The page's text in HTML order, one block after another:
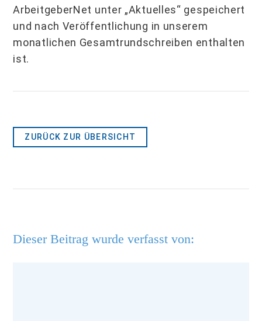
ArbeitgeberNet unter „Aktuelles“ gespeichert
und nach Veröffentlichung in unserem
monatlichen Gesamtrundschreiben enthalten
ist.
ZURÜCK ZUR ÜBERSICHT
Dieser Beitrag wurde verfasst von: